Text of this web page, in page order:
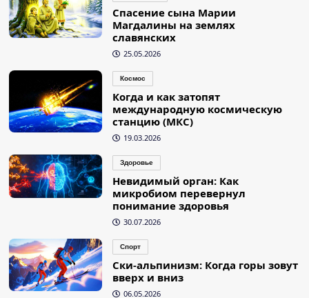
Спасение сына Марии
Магдалины на землях
славянских
25.05.2026
Космос
Когда и как затопят
международную космическую
станцию (МКС)
19.03.2026
Здоровье
Невидимый орган: Как
микробиом перевернул
понимание здоровья
30.07.2026
Спорт
Ски-альпинизм: Когда горы зовут
вверх и вниз
06.05.2026